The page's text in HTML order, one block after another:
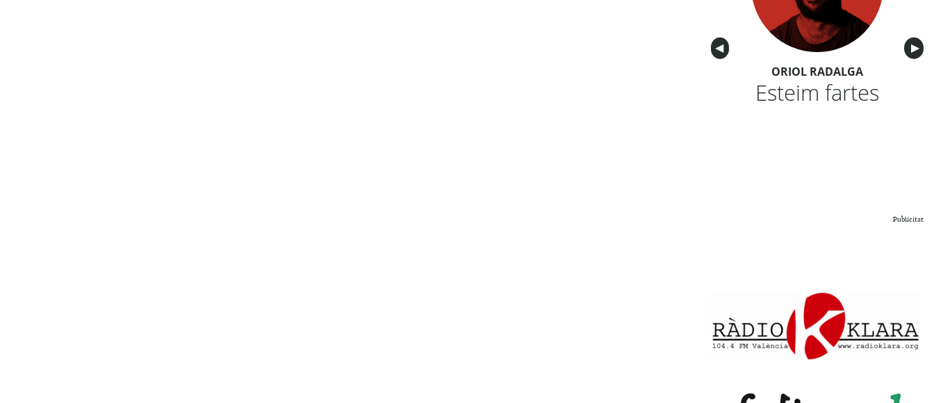
Anterior
◀︎ ▶︎
ORIOL RADALGA
Esteim fartes
Publicitat